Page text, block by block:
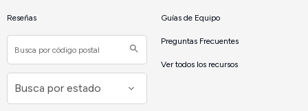
Reseñas Guías de Equipo
Preguntas Frecuentes
Ver todos los recursos